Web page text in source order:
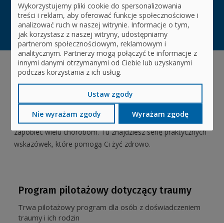
Kalendarz szczepień na 2026 rok
Profilaktyka
Prowadząc zdrowy tryb życia, możesz zyskać nie tylko
wymarzoną sylwetkę i dobre samopoczucie, ale również
zapobiec wielu chorobom. Tu znajdziesz serię praktycznych
wskazówek, które pomogą Ci żyć zdrowo.
Program pilotażowy dotyczący traumy
Trwa pilotażowy program dla osób z doświadczeniem
traumy i ich rodzin
Wykorzystujemy pliki cookie do spersonalizowania
treści i reklam, aby oferować funkcje społecznościowe i
analizować ruch w naszej witrynie. Informacje o tym,
jak korzystasz z naszej witryny, udostępniamy
partnerom społecznościowym, reklamowym i
analitycznym. Partnerzy mogą połączyć te informacje z
innymi danymi otrzymanymi od Ciebie lub uzyskanymi
podczas korzystania z ich usług.
Ustaw zgody
Nie wyrażam zgody Wyrażam zgodę